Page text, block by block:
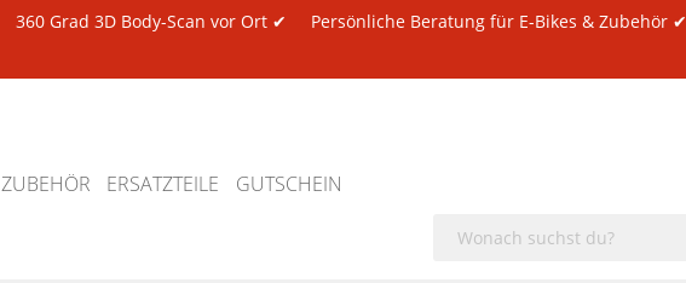
360 Grad 3D Body-Scan vor Ort ✔ Persönliche Beratung für E-Bikes & Zubehör ✔
ZUBEHÖR ERSATZTEILE
GUTSCHEIN